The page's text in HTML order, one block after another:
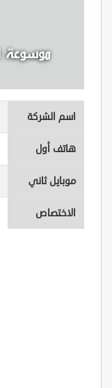
اسم الشركة
هاتف أول
موبايل ثاني
الاختصاص